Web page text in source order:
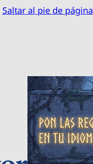
Saltar al pie de página